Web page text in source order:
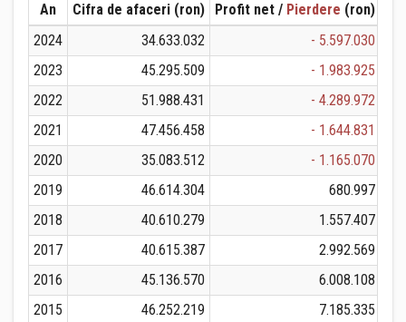
An Cifra de afaceri (ron) Profit net / Pierdere (ron)
2024
34.633.032 - 5.597.030
2023
45.295.509 - 1.983.925
2022
51.988.431 - 4.289.972
2021
47.456.458 - 1.644.831
2020
35.083.512 - 1.165.070
2019
46.614.304 680.997
2018
40.610.279 1.557.407
2017
40.615.387 2.992.569
2016
45.136.570 6.008.108
2015
46.252.219 7.185.335